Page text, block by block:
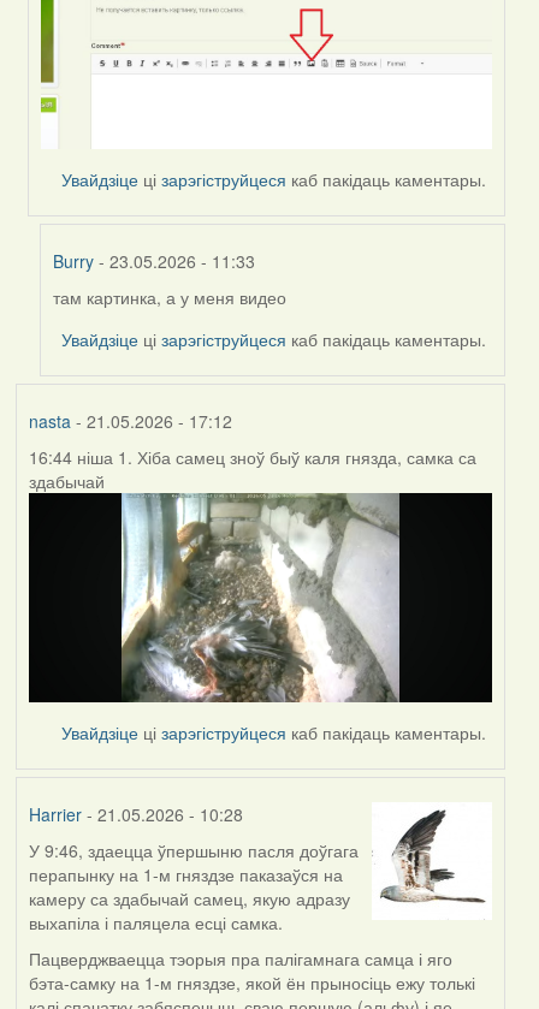
Увайдзіце цізарэгіструйцеся каб пакідаць каментары.
Burry - 23.05.2026 - 11:33
In
reply
by
там картинка, а у меня видео
Увайдзіце цізарэгіструйцеся каб пакідаць каментары.
nasta- 21.05.2026 - 17:12
16:44 ніша 1. Хіба самец зноў быў каля гнязда, самка са
здабычай
Увайдзіце цізарэгіструйцеся каб пакідаць каментары.
Harrier- 21.05.2026 - 10:28
У 9:46, здаецца ўпершыню пасля доўгага
перапынку на 1-м гняздзе паказаўся на
камеру са здабычай самец, якую адразу
выхапіла і паляцела есці самка.
Пацверджваецца тэорыя пра палігамнага самца і яго
бэта-самку на 1-м гняздзе, якой ён прыносіць ежу толькі